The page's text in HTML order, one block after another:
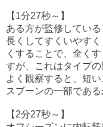
【1分27秒～】
ある方が監修してい
長くしてすくいやす
くすることで、全く
すが、これはタイプ
よく観察すると、短
スプーンの一部であ
【2分27秒～】